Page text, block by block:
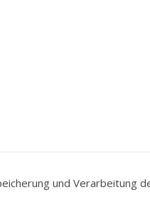
und Verarbeitung